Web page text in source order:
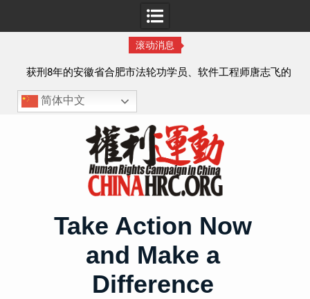
滚动消息
获刑8年的安徽省合肥市法轮功学员、软件工程师唐志飞的
案情及简历
简体中文
Take Action Now
and Make a
Difference